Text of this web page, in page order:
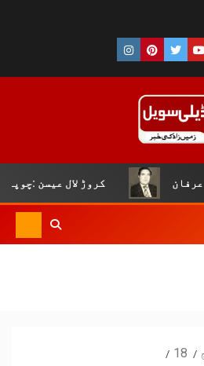
کروڑ لال عیسن :چوپال کلچرل
18